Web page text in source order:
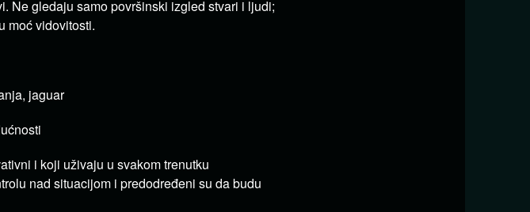
Ne gledaju samo površinski izgled stvari i ljudi;
moć vidovitosti.
jaguar
i koji uživaju u svakom trenutku
nad situacijom i predodređeni su da budu